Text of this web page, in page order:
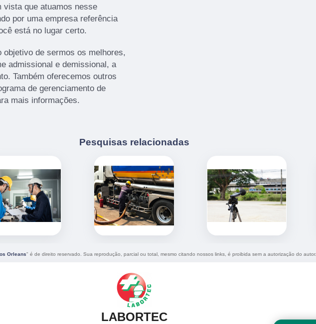
vista que atuamos nesse
por uma empresa referência
está no lugar certo.
de sermos os melhores,
admissional e demissional, a
Também oferecemos outros
de gerenciamento de
mais informações.
Pesquisas relacionadas
Orleans" é de direito reservado. Sua reprodução, parcial ou total, mesmo citando nossos links, é proibida sem a autorização do
LABORTEC